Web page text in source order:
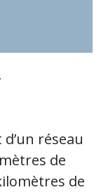
réseau
de
de